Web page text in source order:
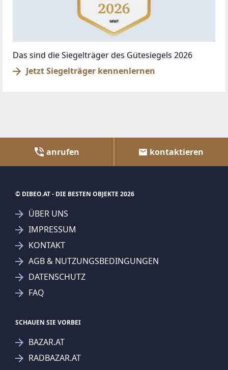
Das sind die Siegelträger des Gütesiegels 2026
Jetzt Siegelträger kennenlernen
anrufen kontaktieren
© DIBEO.AT - DIE BESTEN OBJEKTE 2026
ÜBER UNS
IMPRESSUM
KONTAKT
AGB & NUTZUNGSBEDINGUNGEN
DATENSCHUTZ
FAQ
SCHAUEN SIE VORBEI
BAZAR.AT
RADBAZAR.AT